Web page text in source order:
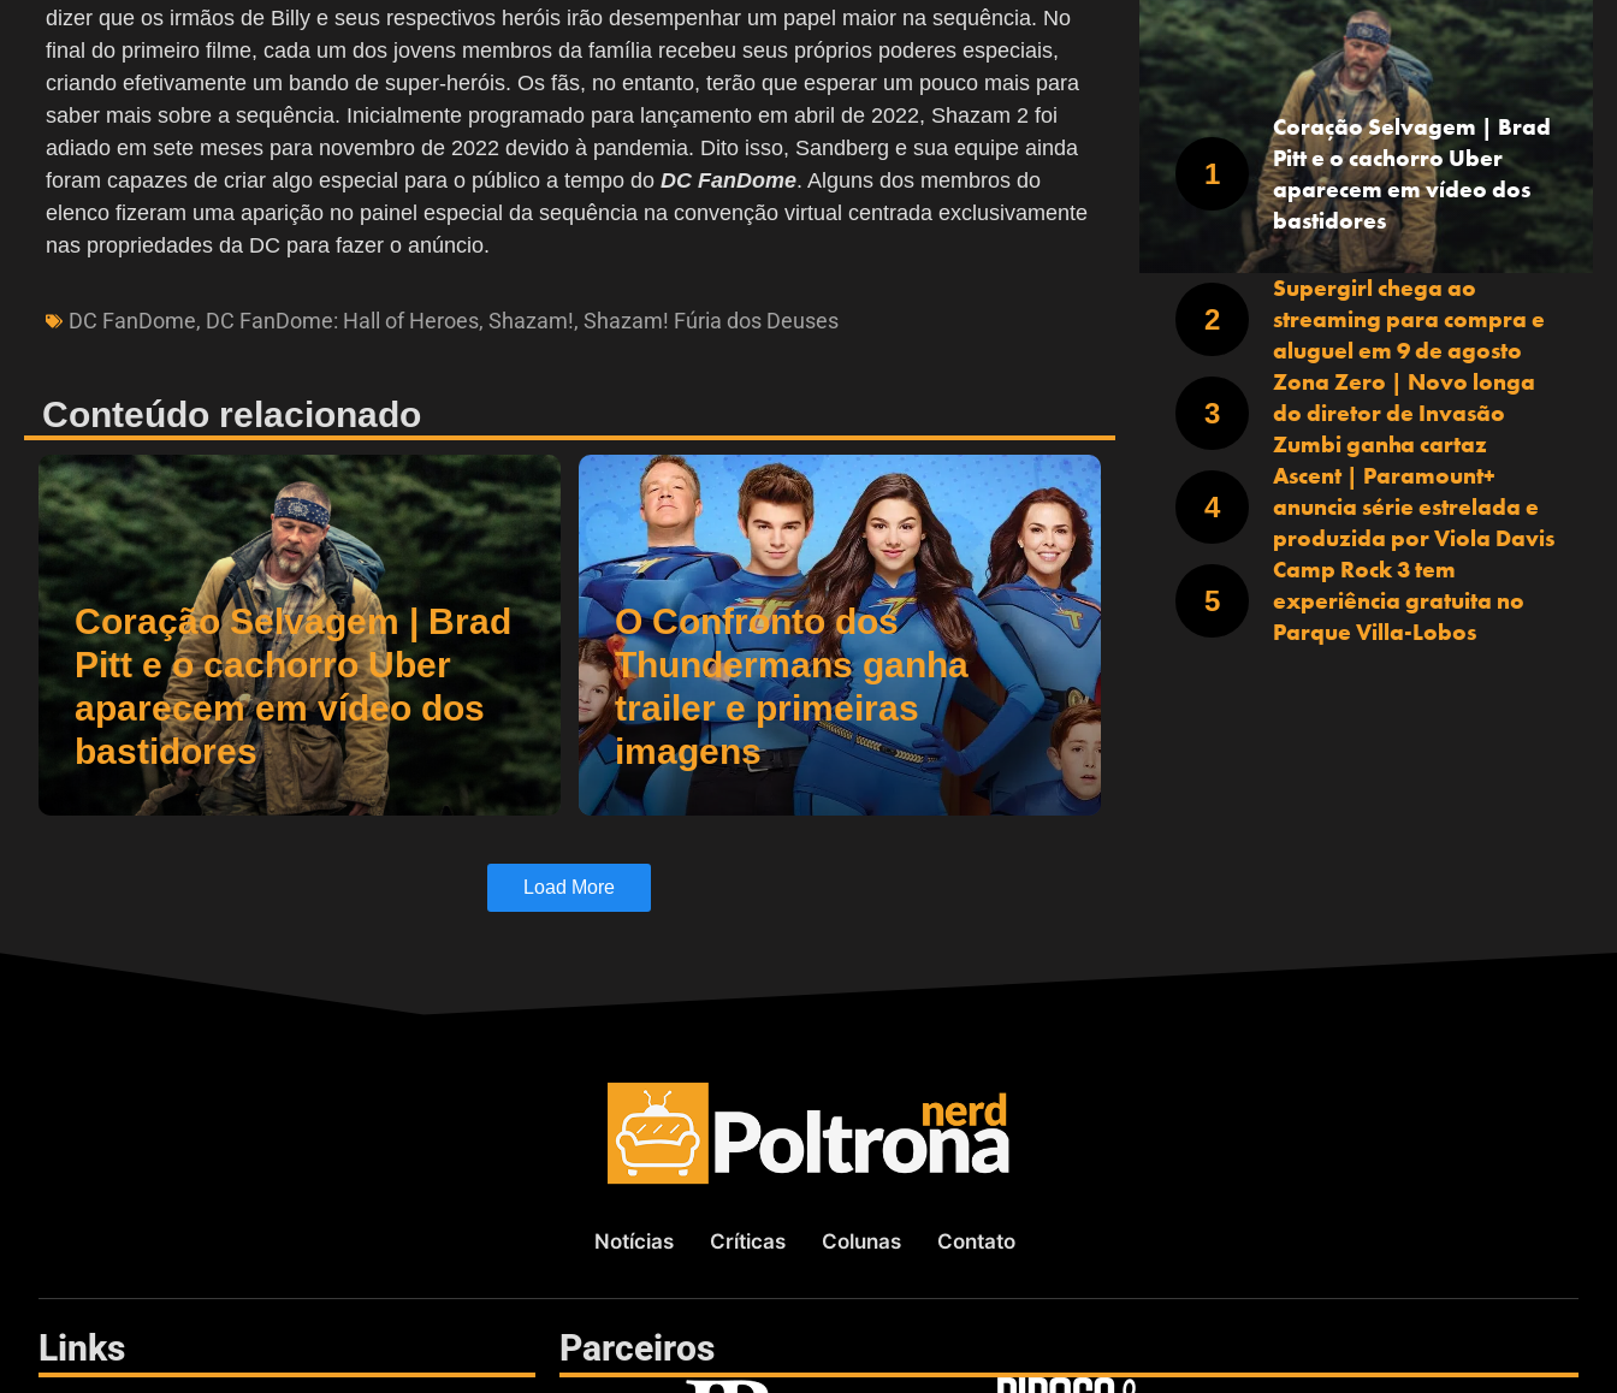
dizer que os irmãos de Billy e seus respectivos heróis irão desempenhar um papel maior na sequência. No
final do primeiro filme, cada um dos jovens membros da família recebeu seus próprios poderes especiais,
criando efetivamente um bando de super-heróis. Os fãs, no entanto, terão que esperar um pouco mais para
saber mais sobre a sequência. Inicialmente programado para lançamento em abril de 2022, Shazam 2 foi
adiado em sete meses para novembro de 2022 devido à pandemia. Dito isso, Sandberg e sua equipe ainda
foram capazes de criar algo especial para o público a tempo do DC FanDome. Alguns dos membros do
elenco fizeram uma aparição no painel especial da sequência na convenção virtual centrada exclusivamente
nas propriedades da DC para fazer o anúncio.
DC FanDome, DC FanDome: Hall of Heroes, Shazam!, Shazam! Fúria dos Deuses
Conteúdo relacionado
Coração Selvagem | Brad
Pitt e o cachorro Uber
aparecem em vídeo dos
bastidores
O Confronto dos
Thundermans ganha
trailer e primeiras
imagens
Load More
Coração Selvagem | Brad
Pitt e o cachorro Uber
aparecem em vídeo dos
bastidores
Supergirl chega ao
streaming para compra e
aluguel em 9 de agosto
Zona Zero | Novo longa
do diretor de Invasão
Zumbi ganha cartaz
Ascent | Paramount+
anuncia série estrelada e
produzida por Viola Davis
Camp Rock 3 tem
experiência gratuita no
Parque Villa-Lobos
Notícias Críticas Colunas Contato
Links Parceiros